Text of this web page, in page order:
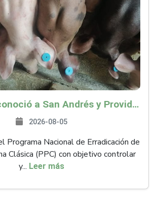
La OMSA reconoció a San Andrés y Providencia como zona libre de Peste Porcina Clásica (PPC)
2026-08-05
Programa Nacional de Erradicación de
Clásica (PPC) con objetivo controlar
y... Leer más